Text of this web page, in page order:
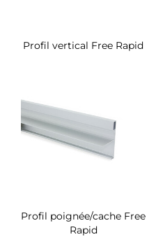
Profil vertical Free Rapid
Profil poignée/cache Free
Rapid